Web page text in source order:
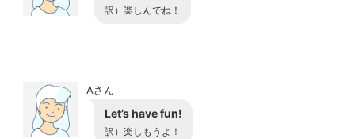
訳）楽しんでね！
Aさん
Let’s have fun!
訳）楽しもうよ！